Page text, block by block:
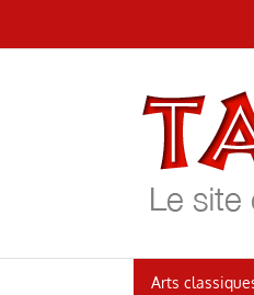
au
Arts